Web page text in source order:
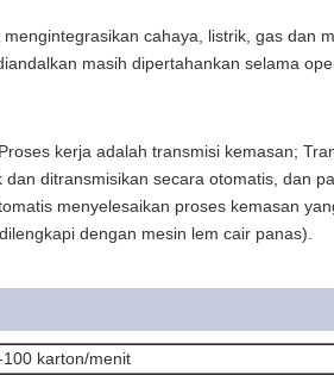
cahaya, listrik, gas dan
masih dipertahankan selama
kerja adalah transmisi kemasan;
ditransmisikan secara otomatis, dan
menyelesaikan proses kemasan
dengan mesin lem cair panas).
100 karton/menit